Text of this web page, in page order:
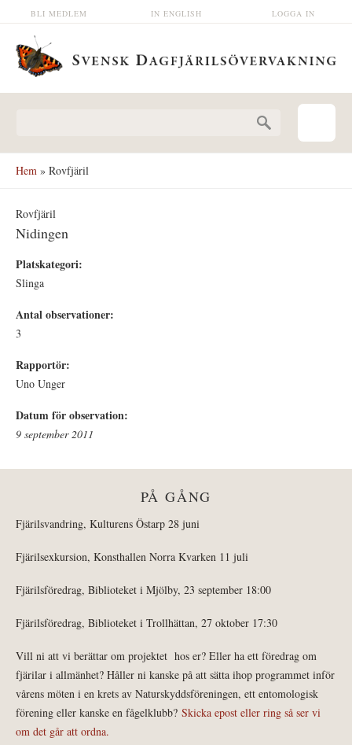
Hoppa till huvudinnehåll LOGGA IN
IN ENGLISH
BLI MEDLEM
Hem » Rovfjäril
Rovfjäril
Nidingen
Platskategori:
Slinga
Antal observationer:
3
Rapportör:
Uno Unger
Datum för observation:
9 september 2011
PÅ GÅNG
Fjärilsvandring, Kulturens Östarp 28 juni
Fjärilsexkursion, Konsthallen Norra Kvarken 11 juli
Fjärilsföredrag, Biblioteket i Mjölby, 23 september 18:00
Fjärilsföredrag, Biblioteket i Trollhättan, 27 oktober 17:30
Vill ni att vi berättar om projektet hos er? Eller ha ett föredrag om
fjärilar i allmänhet? Håller ni kanske på att sätta ihop programmet inför
vårens möten i en krets av Naturskyddsföreningen, ett entomologisk
förening eller kanske en fågelklubb? Skicka epost eller ring så ser vi
om det går att ordna.